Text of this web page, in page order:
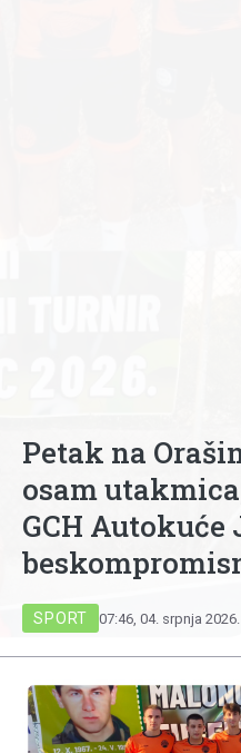
Petak na
osam
GCH
SPORT 07:46, 04. srpnja 2026.